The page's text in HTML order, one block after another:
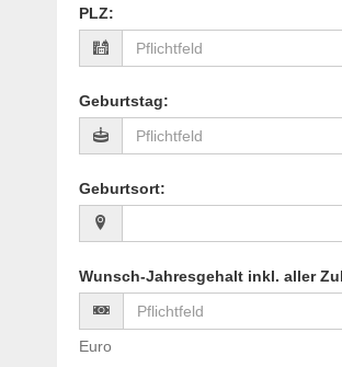
PLZ:
Geburtstag:
Geburtsort:
Wunsch-Jahresgehalt inkl. aller
Euro